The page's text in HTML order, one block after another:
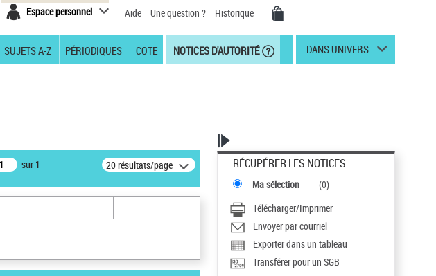
Espace personnel Aide Une question ? Historique
SUJETS A-Z PÉRIODIQUES COTE NOTICES D'AUTORITÉ DANS UNIVERS
sur 1 20 résultats/page RÉCUPÉRER LES NOTICES
Ma sélection (0)
Télécharger/Imprimer
Envoyer par courriel
Exporter dans un tableau
Transférer pour un SGB